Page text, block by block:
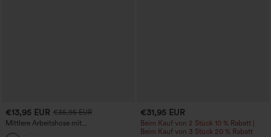
€13,95 EUR €35,95 EUR
Mittlere Arbeitshose mit
Reißverschlusstasche, 9''
€31,95 EUR
Beim Kauf von 2 Stück 10 % Rabatt |
Beim Kauf von 3 Stück 20 % Rabatt